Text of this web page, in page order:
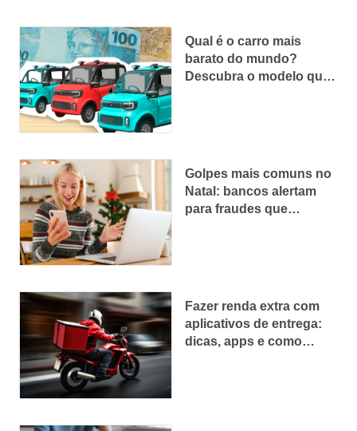
Qual é o carro mais
barato do mundo?
Descubra o modelo que
Golpes mais comuns no
Natal: bancos alertam
para fraudes que
Fazer renda extra com
aplicativos de entrega:
dicas, apps e como